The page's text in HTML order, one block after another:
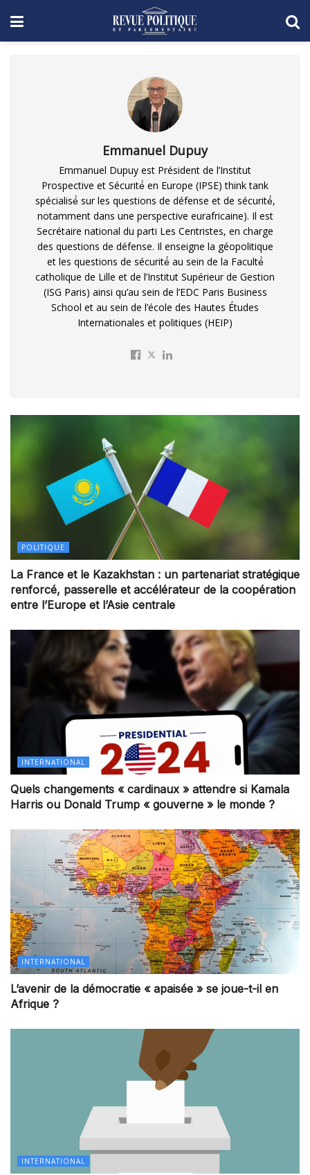
Emmanuel Dupuy
Emmanuel Dupuy est Président de l’Institut
Prospective et Sécurité́ en Europe (IPSE) think tank
spécialisé́ sur les questions de défense et de sécurité́,
notamment dans une perspective eurafricaine). Il est
Secrétaire national du parti Les Centristes, en charge
des questions de défense. Il enseigne la géopolitique
et les questions de sécurité́ au sein de la Faculté́
catholique de Lille et de l’Institut Supérieur de Gestion
(ISG Paris) ainsi qu’au sein de l’EDC Paris Business
School et au sein de l’école des Hautes Études
Internationales et politiques (HEIP)
POLITIQUE
La France et le Kazakhstan : un partenariat stratégique
renforcé, passerelle et accélérateur de la coopération
entre l’Europe et l’Asie centrale
INTERNATIONAL
Quels changements « cardinaux » attendre si Kamala
Harris ou Donald Trump « gouverne » le monde ?
INTERNATIONAL
L’avenir de la démocratie « apaisée » se joue-t-il en
Afrique ?
INTERNATIONAL